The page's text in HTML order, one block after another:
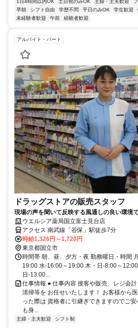
早朝
シフト自由 学歴不問 平日のみOK 学生歓迎
未経験者歓迎
午前 経験者歓迎
アルバイト・パート
ドラッグストアの販売スタッフ
現場の声を聞いて反映する風通しの良い環境
大幅に緩和しました！
ウエルシア薬局国立富士見台店
アクセス 南武線「谷保」駅徒歩7分
時給1,326円～1,720円
東京都国立市
時間帯 朝、昼、夕方・夜 勤務曜日・時間
19:00 水-16:00～19:00 木・日-8:00～
日-13:00...
仕事情報 ● 仕事内容 接客や販売、レジ会
清掃等を お任せいたします！ お客様から
った際は 資格者に引継ぎできますのでご
も身...
主婦・主夫歓迎 シフト制